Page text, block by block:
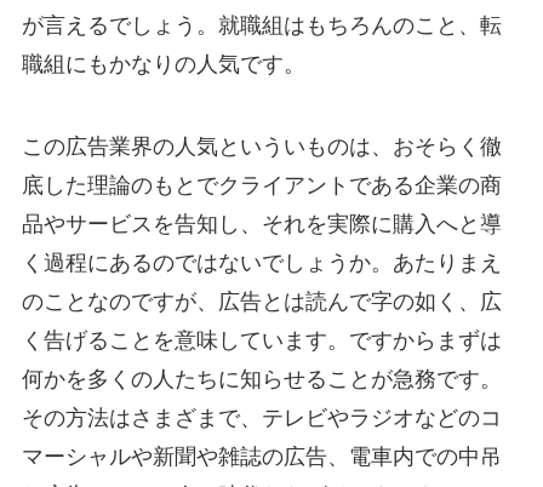
が言えるでしょう。就職組はもちろんのこと、転
職組にもかなりの人気です。
この広告業界の人気といういものは、おそらく徹
底した理論のもとでクライアントである企業の商
品やサービスを告知し、それを実際に購入へと導
く過程にあるのではないでしょうか。あたりまえ
のことなのですが、広告とは読んで字の如く、広
く告げることを意味しています。ですからまずは
何かを多くの人たちに知らせることが急務です。
その方法はさまざまで、テレビやラジオなどのコ
マーシャルや新聞や雑誌の広告、電車内での中吊